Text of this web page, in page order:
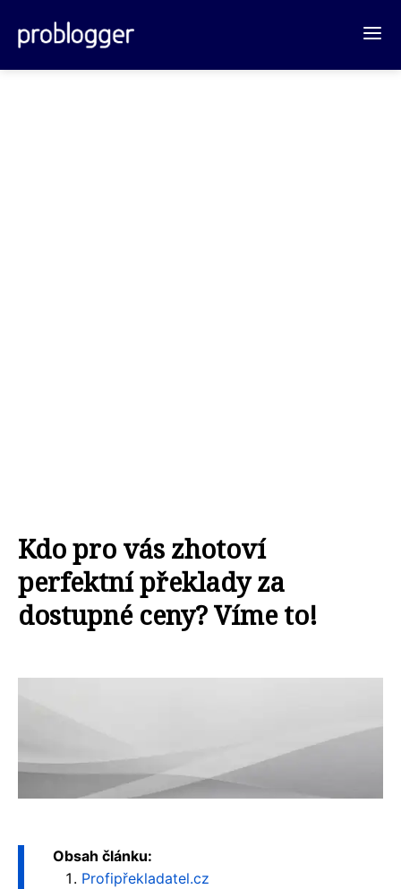
Kdo pro vás zhotoví
perfektní překlady za
dostupné ceny? Víme to!
Obsah článku:
Profipřekladatel.cz